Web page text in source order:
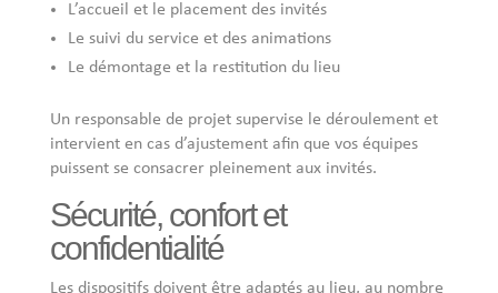
L’accueil et le placement des invités
Le suivi du service et des animations
Le démontage et la restitution du lieu
Un responsable de projet supervise le déroulement et
intervient en cas d’ajustement afin que vos équipes
puissent se consacrer pleinement aux invités.
Sécurité, confort et
confidentialité
Les dispositifs doivent être adaptés au lieu, au nombre